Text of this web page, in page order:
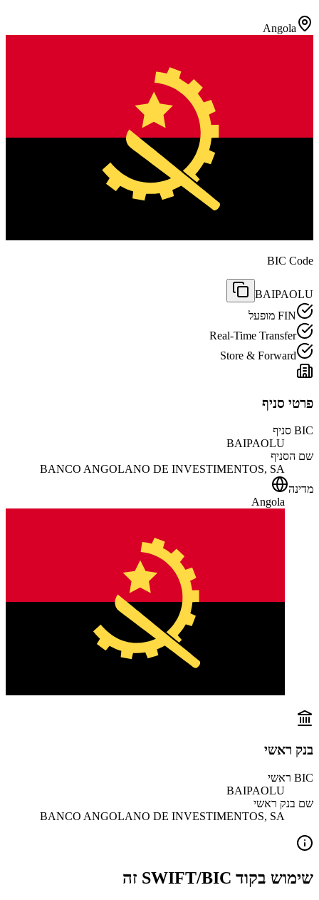
Angola
BIC Code
BAIPAOLU
FIN מופעל
Real-Time Transfer
Store & Forward
פרטי סניף
BIC סניף
BAIPAOLU
שם הסניף
BANCO ANGOLANO DE INVESTIMENTOS, SA
מדינה
Angola
בנק ראשי
BIC ראשי
BAIPAOLU
שם בנק ראשי
BANCO ANGOLANO DE INVESTIMENTOS, SA
שימוש בקוד SWIFT/BIC זה